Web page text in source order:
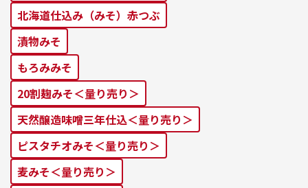
北海道仕込み（みそ）⾚つぶ
漬物みそ
もろみみそ
20割麹みそ＜量り売り＞
天然醸造味噌三年仕込＜量り売り＞
ピスタチオみそ＜量り売り＞
麦みそ＜量り売り＞